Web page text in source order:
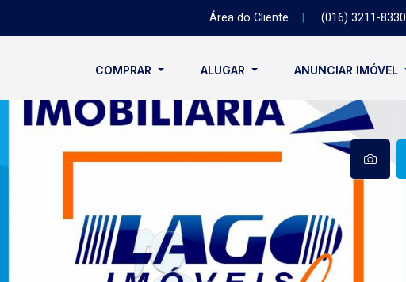
Área do Cliente (016) 3211-8330
COMPRAR ALUGAR ANUNCIAR IMÓVEL